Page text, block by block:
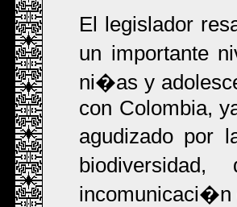
El legislador
un importante
ni�as y
con Colombia,
agudizado por
incomunicaci�n